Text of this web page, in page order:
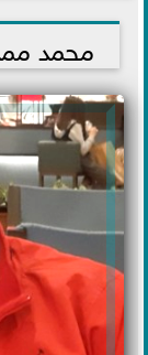
2021-12-09 17:18:57محمد